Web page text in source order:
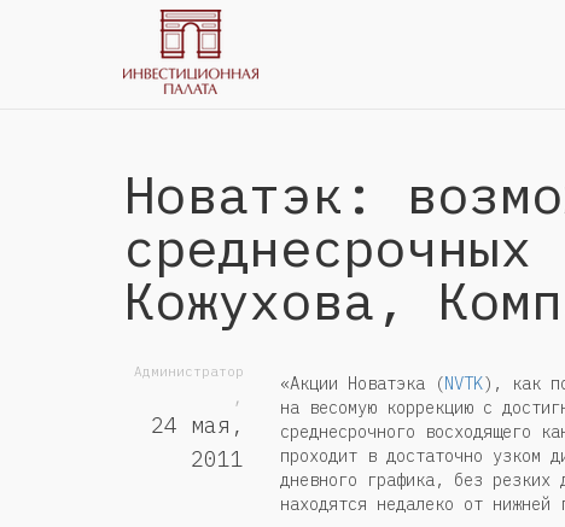
Новатэк:
Кожухова,
Администратор
,
24 мая,
2011
«Акции Новатэка (NVTK), как
на весомую коррекцию с
среднесрочного восходящего
проходит в достаточно узком
дневного графика, без
находятся недалеко от